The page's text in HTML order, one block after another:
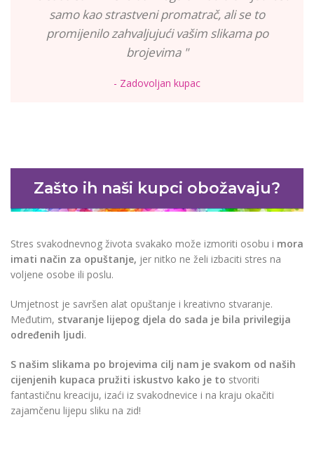
samo kao strastveni promatrač, ali se to
promijenilo zahvaljujući vašim slikama po
brojevima "
- Zadovoljan kupac
Zašto ih naši kupci obožavaju?
Stres svakodnevnog života svakako može izmoriti osobu i mora
imati način za opuštanje, jer nitko ne želi izbaciti stres na
voljene osobe ili poslu.
Umjetnost je savršen alat opuštanje i kreativno stvaranje.
Međutim, stvaranje lijepog djela do sada je bila privilegija
određenih ljudi.
S našim slikama po brojevima cilj nam je svakom od naših
cijenjenih kupaca pružiti iskustvo kako je to stvoriti
fantastičnu kreaciju, izaći iz svakodnevice i na kraju okačiti
zajamčenu lijepu sliku na zid!